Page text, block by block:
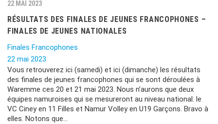
22 MAI 2023
RÉSULTATS DES FINALES DE JEUNES FRANCOPHONES –
FINALES DE JEUNES NATIONALES
Finales Francophones
22 mai 2023
Vous retrouverez ici (samedi) et ici (dimanche) les résultats
des finales de jeunes francophones qui se sont déroulées à
Waremme ces 20 et 21 mai 2023. Nous n’aurons que deux
équipes namuroises qui se mesureront au niveau national: le
VC Ciney en 11 Filles et Namur Volley en U19 Garçons. Bravo à
elles. Notons que…